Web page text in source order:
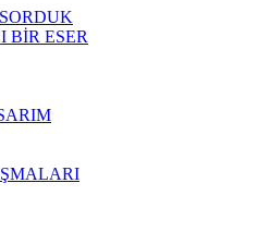
BİR ESER